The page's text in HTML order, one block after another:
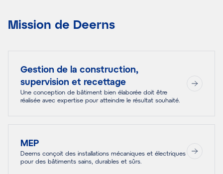
Mission de Deerns
Gestion de la construction,
supervision et recettage
Une conception de bâtiment bien élaborée doit être
réalisée avec expertise pour atteindre le résultat souhaité.
MEP
Deerns conçoit des installations mécaniques et électriques
pour des bâtiments sains, durables et sûrs.